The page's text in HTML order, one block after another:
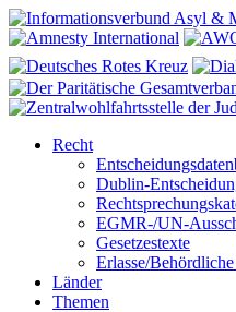
Recht
Dublin-
EGMR-/UN-
Gesetzestexte
Erlasse/
Länder
Themen